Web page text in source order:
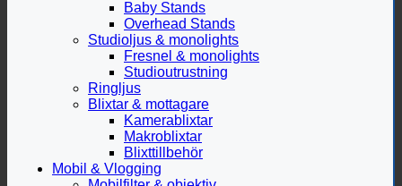
Baby Stands
Overhead Stands
Studioljus & monolights
Fresnel & monolights
Studioutrustning
Ringljus
Blixtar & mottagare
Kamerablixtar
Makroblixtar
Blixttillbehör
Mobil & Vlogging